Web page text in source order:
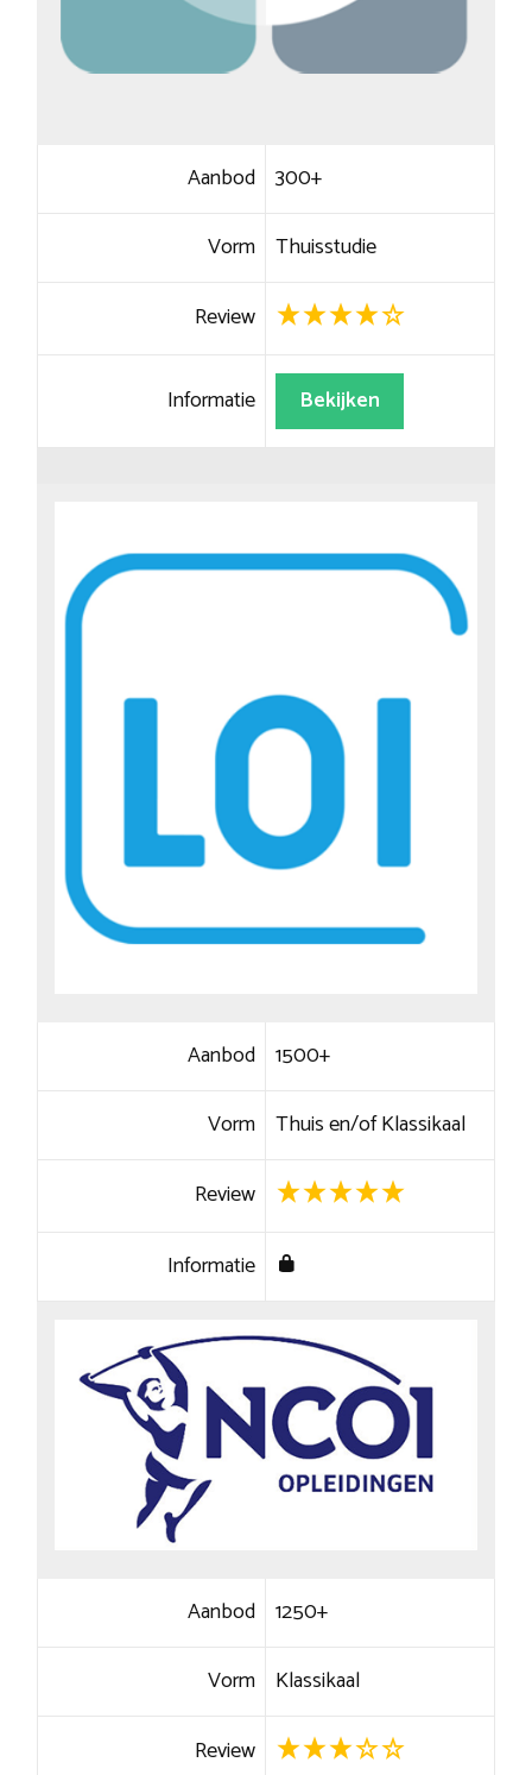
Aanbod 300+
Vorm Thuisstudie
Review
Informatie Bekijken
Aanbod 1500+
Vorm Thuis en/of Klassikaal
Review
Informatie
Aanbod 1250+
Vorm Klassikaal
Review